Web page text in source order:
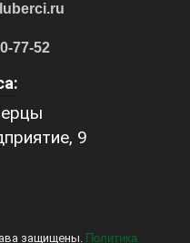
77-52
9
защищены. Политика